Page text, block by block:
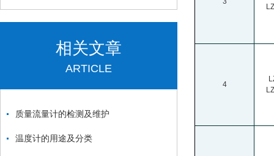
相关文章
ARTICLE
质量流量计的检测及维护
温度计的用途及分类
4